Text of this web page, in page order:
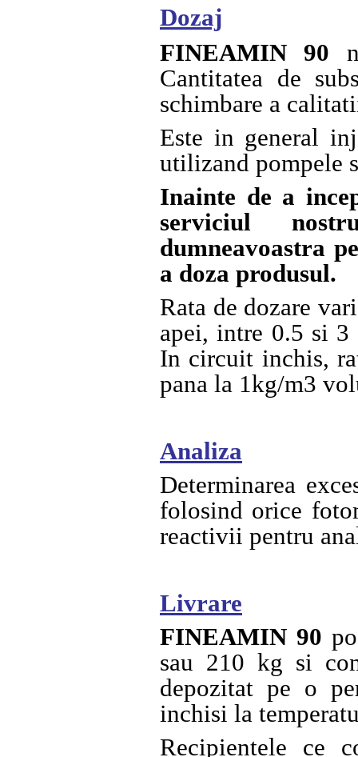
Dozaj
FINEAMIN 90
Cantitatea de
schimbare a
Este in general
utilizand pompele
Inainte de a
serviciul
dumneavoastra
a doza produsul.
Rata de dozare
apei, intre 0.5 si 3
In circuit inchis,
pana la 1kg/m3
Analiza
Determinarea
folosind orice
reactivii pentru
Livrare
FINEAMIN 90
sau 210 kg si
depozitat pe o
inchisi la
Recipientele ce